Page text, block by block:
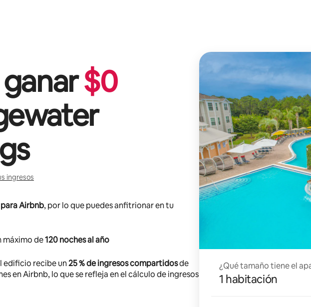
$0
ingresos
Airbnb, por lo que puedes anfitrionar en tu
máximo de120 noches al año
edificio recibe un25 % de ingresos compartidosde
en Airbnb, lo que se refleja en el cálculo de ingresos
¿Qué tamaño tiene el
1 habitación